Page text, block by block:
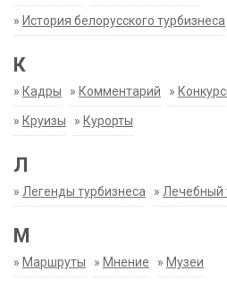
» История белорусского турбизнеса
К
» Кадры » Комментарий »
» Круизы » Курорты
Л
» Легенды турбизнеса » Лечебный
М
» Маршруты » Мнение » Музеи